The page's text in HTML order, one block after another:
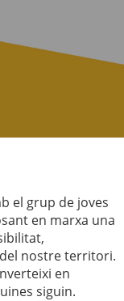
el grup de joves
en marxa una
nostre territori.
en
siguin.